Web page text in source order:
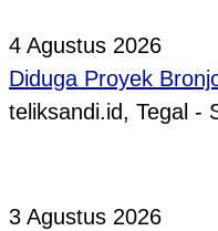
4 Agustus 2026
Diduga Proyek
teliksandi.id, Tegal -
3 Agustus 2026